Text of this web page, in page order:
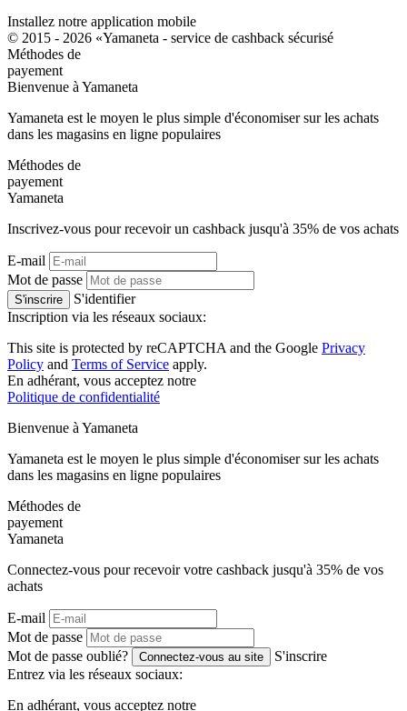
Installez notre application mobile
© 2015 - 2026 «Yamaneta - service de cashback sécurisé
Méthodes de
payement
Bienvenue à Yamaneta
Yamaneta est le moyen le plus simple d'économiser sur les achats
dans les magasins en ligne populaires
Méthodes de
payement
Yamaneta
Inscrivez-vous pour recevoir un cashback jusqu'à 35% de vos achats
E-mail
Mot de passe
S'inscrire
S'identifier
Inscription via les réseaux sociaux:
This site is protected by reCAPTCHA and the Google Privacy
Policy and Terms of Service apply.
En adhérant, vous acceptez notre
Politique de confidentialité
Bienvenue à Yamaneta
Yamaneta est le moyen le plus simple d'économiser sur les achats
dans les magasins en ligne populaires
Méthodes de
payement
Yamaneta
Connectez-vous pour recevoir votre cashback jusqu'à 35% de vos
achats
E-mail
Mot de passe
Mot de passe oublié?
Connectez-vous au site
S'inscrire
Entrez via les réseaux sociaux:
En adhérant, vous acceptez notre